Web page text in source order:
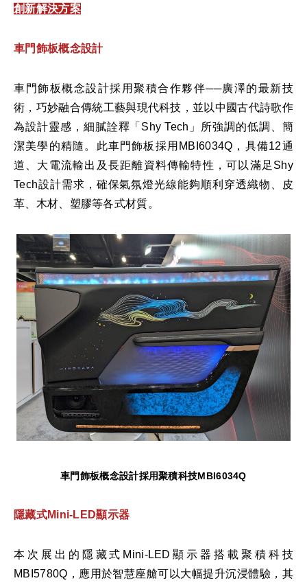
創新解決方案
車門飾板概念設計
車門飾板概念設計採用聚積合作夥伴──廣澤的最新技
術，巧妙融合傳統工藝與現代科技，並以中國古代詩歌作
為設計靈感，細膩詮釋「Shy Tech」所強調的低調、簡
潔美學的精隨。此車門飾板採用MBI6034Q，具備12通
道、大電流輸出及長距離資料傳輸特性，可以滿足Shy
Tech設計需求，確保氣氛燈光線能夠順利穿透織物、皮
革、木材、塑膠等各式材質。
車門飾板概念設計採用聚積科技MBI6034Q
隱藏式Mini-LED顯示器
本次展出的隱藏式Mini-LED顯示器搭載聚積科技
MBI5780Q，應用於智慧座艙可以大幅提升沉浸體驗，其